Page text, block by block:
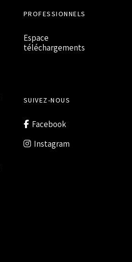
PROFESSIONNELS
Espace
téléchargements
SUIVEZ-NOUS
Facebook
Instagram